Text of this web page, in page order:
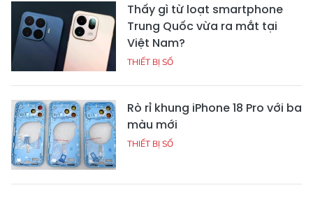
Thấy gì từ loạt smartphone
Trung Quốc vừa ra mắt tại
Việt Nam?
THIẾT BỊ SỐ
Rò rỉ khung iPhone 18 Pro với ba
màu mới
THIẾT BỊ SỐ